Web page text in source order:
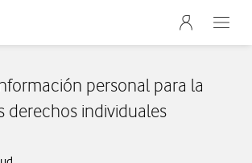
de vodafone.es
Menu
Abre
personal para la
derechos individuales